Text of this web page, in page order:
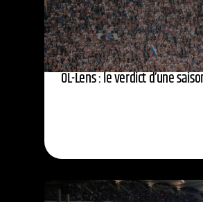
OL-Lens : le verdict d’une